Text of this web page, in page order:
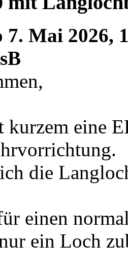
7. Mai 2026,
kurzem eine
die
einen
ein Loch